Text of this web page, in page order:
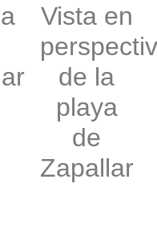
Vista en
de la
playa
de
Zapallar